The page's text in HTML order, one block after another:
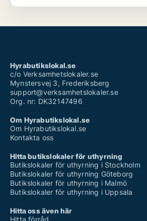
Hyrabutikslokal.se
c/o Verksamhetslokaler.se
Mynstersvej 3, Frederiksberg
support@verksamhetslokaler.se
Org. nr: DK32147496
Om Hyrabutikslokal.se
Om Hyrabutikslokal.se
Kontakta oss
Hitta butikslokaler för uthyrning
Butikslokaler för uthyrning i Stockholm
Butikslokaler för uthyrning Göteborg
Butikslokaler för uthyrning i Malmö
Butikslokaler för uthyrning i Uppsala
Hitta oss även här
Hitta förråd